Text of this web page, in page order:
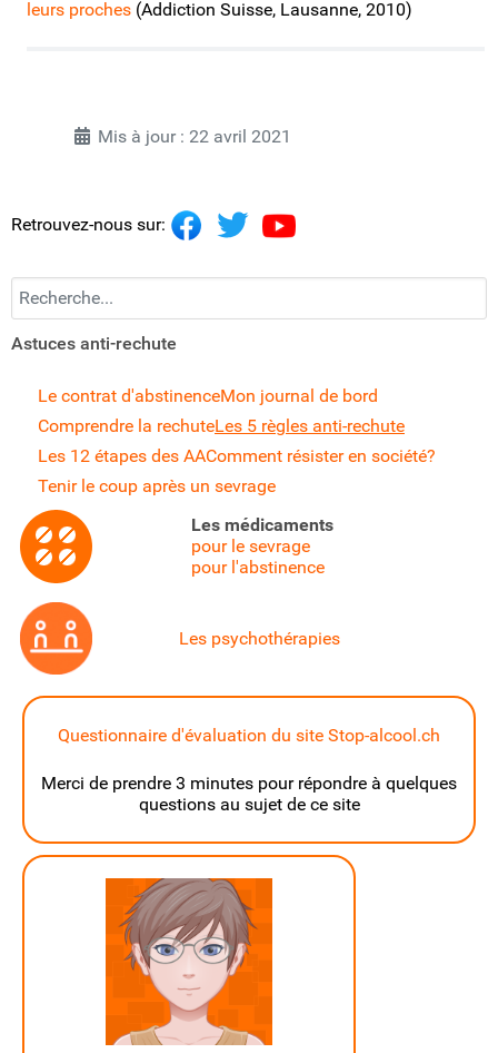
leurs proches (Addiction Suisse, Lausanne, 2010)
Mis à jour : 22 avril 2021
Retrouvez-nous sur:
Recherchez...
Astuces anti-rechute
Le contrat d'abstinenceMon journal de bord
Comprendre la rechuteLes 5 règles anti-rechute
Les 12 étapes des AAComment résister en société?
Tenir le coup après un sevrage
Les médicaments
pour le sevrage
pour l'abstinence
Les psychothérapies
Questionnaire d'évaluation du site Stop-alcool.ch
Merci de prendre 3 minutes pour répondre à quelques
questions au sujet de ce site